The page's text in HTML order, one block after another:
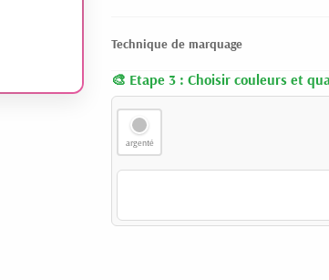
Technique de marquage
Etape 3 : Choisir couleurs et
argenté